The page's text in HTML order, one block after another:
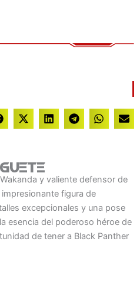
y valiente defensor de
figura de
excepcionales y una pose
esencia del poderoso héroe de
de tener a Black Panther